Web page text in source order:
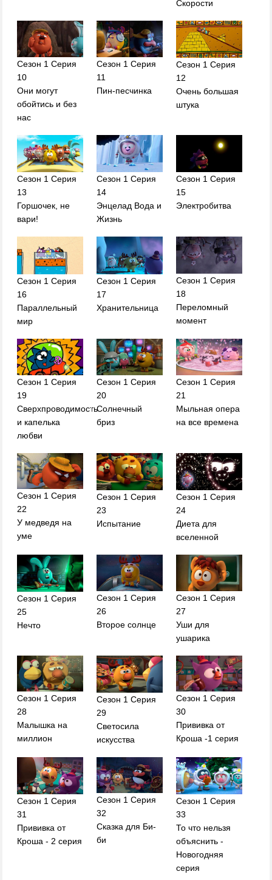
Скорости
Сезон 1 Серия
10
Они могут
обойтись и без
нас
Сезон 1 Серия
11
Пин-песчинка
Сезон 1 Серия
12
Очень большая
штука
Сезон 1 Серия
13
Горшочек, не
вари!
Сезон 1 Серия
14
Энцелад Вода и
Жизнь
Сезон 1 Серия
15
Электробитва
Сезон 1 Серия
16
Параллельный
мир
Сезон 1 Серия
17
Хранительница
Сезон 1 Серия
18
Переломный
момент
Сезон 1 Серия
19
Сверхпроводимость
и капелька
любви
Сезон 1 Серия
20
Солнечный
бриз
Сезон 1 Серия
21
Мыльная опера
на все времена
Сезон 1 Серия
22
У медведя на
уме
Сезон 1 Серия
23
Испытание
Сезон 1 Серия
24
Диета для
вселенной
Сезон 1 Серия
25
Нечто
Сезон 1 Серия
26
Второе солнце
Сезон 1 Серия
27
Уши для
ушарика
Сезон 1 Серия
28
Малышка на
миллион
Сезон 1 Серия
29
Светосила
искусства
Сезон 1 Серия
30
Прививка от
Кроша -1 серия
Сезон 1 Серия
31
Прививка от
Кроша - 2 серия
Сезон 1 Серия
32
Сказка для Би-
би
Сезон 1 Серия
33
То что нельзя
объяснить -
Новогодняя
серия